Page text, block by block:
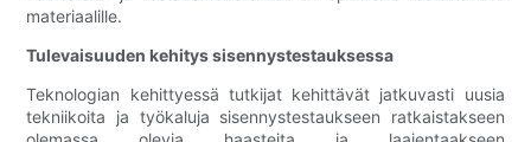
materiaalille.
Tulevaisuuden kehitys sisennystestauksessa
Teknologian kehittyessä tutkijat kehittävät jatkuvasti uusia
tekniikoita ja työkaluja sisennystestaukseen ratkaistakseen